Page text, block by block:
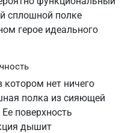
сплошной полке
герое идеального
котором нет ничего
полка из сияющей
поверхность
дышит